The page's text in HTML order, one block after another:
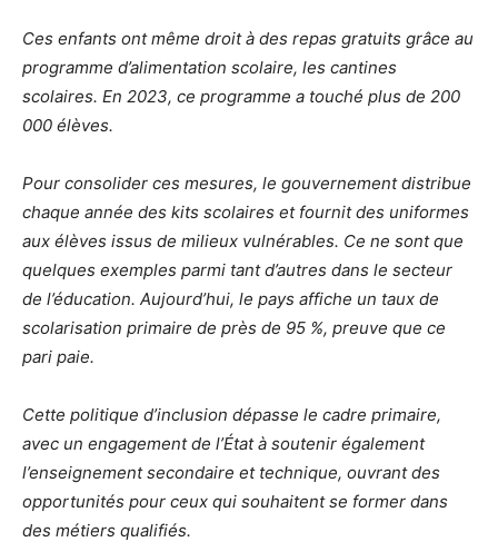
Ces enfants ont même droit à des repas gratuits grâce au
programme d’alimentation scolaire, les cantines
scolaires. En 2023, ce programme a touché plus de 200
000 élèves.
Pour consolider ces mesures, le gouvernement distribue
chaque année des kits scolaires et fournit des uniformes
aux élèves issus de milieux vulnérables. Ce ne sont que
quelques exemples parmi tant d’autres dans le secteur
de l’éducation. Aujourd’hui, le pays affiche un taux de
scolarisation primaire de près de 95 %, preuve que ce
pari paie.
Cette politique d’inclusion dépasse le cadre primaire,
avec un engagement de l’État à soutenir également
l’enseignement secondaire et technique, ouvrant des
opportunités pour ceux qui souhaitent se former dans
des métiers qualifiés.